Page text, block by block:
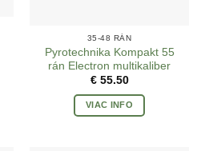
35-48 RÁN
Pyrotechnika Kompakt 55
rán Electron multikaliber
€55.50
VIAC INFO